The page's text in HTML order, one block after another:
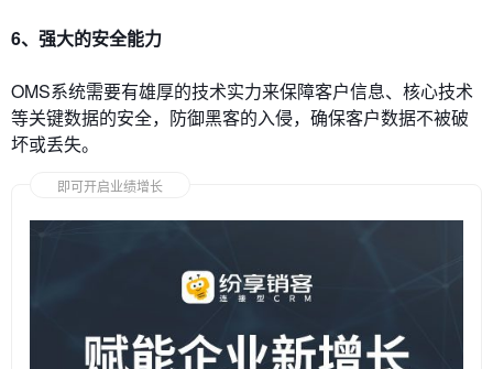
6、强大的安全能力
OMS系统需要有雄厚的技术实力来保障客户信息、核心技术
等关键数据的安全，防御黑客的入侵，确保客户数据不被破
坏或丢失。
即可开启业绩增长